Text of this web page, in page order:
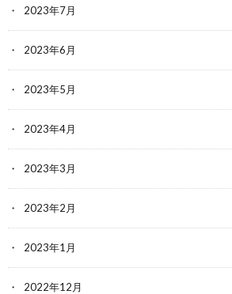
2023年7月
2023年6月
2023年5月
2023年4月
2023年3月
2023年2月
2023年1月
2022年12月